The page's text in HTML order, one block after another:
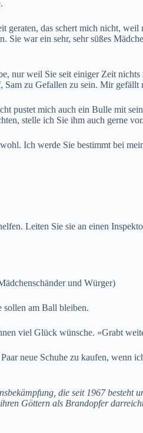
geraten, das schert mich nicht,
Sie war ein sehr, sehr süßes
nur weil Sie seit einiger Zeit
zu Gefallen zu sein. Mir
pustet mich auch ein Bulle mit
stelle ich Sie ihm auch gerne
Ich werde Sie bestimmt bei
Leiten Sie sie an einen
und Würger)
sollen am Ball bleiben.
viel Glück wünsche. »Grabt
neue Schuhe zu kaufen, wenn
die seit 1967 besteht
Göttern als Brandopfer